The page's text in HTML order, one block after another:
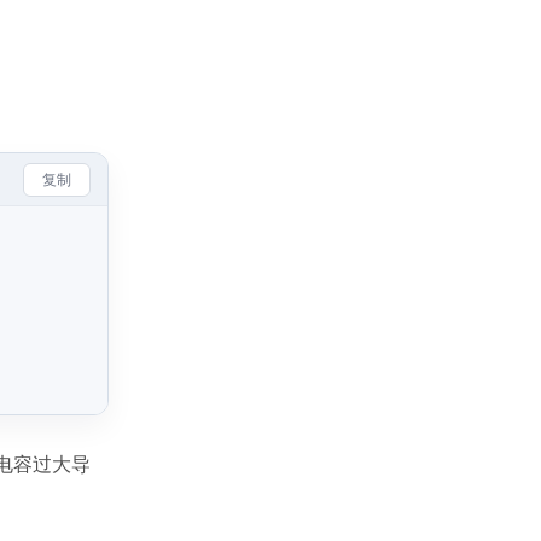
复制
容过大导